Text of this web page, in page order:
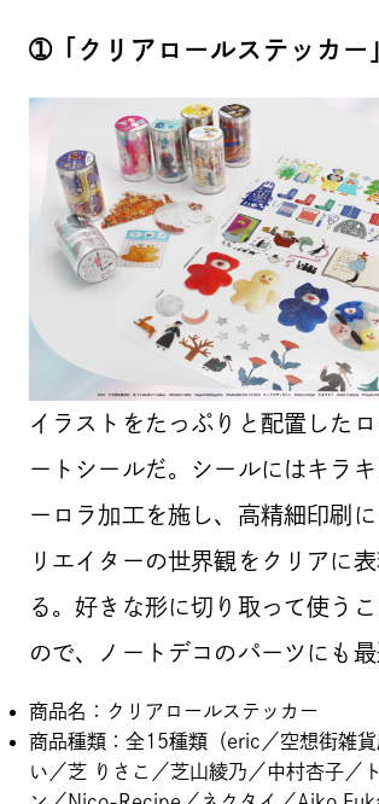
➀「クリアロールステッカー
イラストをたっぷりと配置した
ートシールだ。シールにはキラ
ーロラ加工を施し、高精細印刷
リエイターの世界観をクリアに
る。好きな形に切り取って使う
ので、ノートデコのパーツにも最
商品名：クリアロールステッカー
商品種類：全15種類（eric／空想街雑
い／芝 りさこ／芝山綾乃／中村杏子／